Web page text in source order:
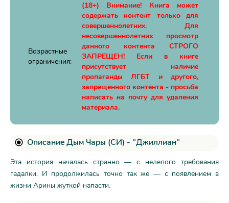
Возрастные
ограничения:
(18+) Внимание! Книга может
содержать контент только для
совершеннолетних. Для
несовершеннолетних просмотр
данного контента СТРОГО
ЗАПРЕЩЕН! Если в книге
присутствует наличие
пропаганды ЛГБТ и другого,
запрещенного контента - просьба
написать на почту для удаления
материала.
Описание Дым Чары (СИ) - "Джиллиан"
Эта история началась странно — с нелепого требования
гадалки. И продолжилась точно так же — с появлением в
жизни Арины жуткой напасти.